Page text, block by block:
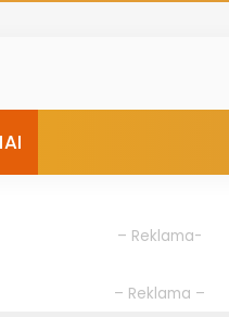
– Reklama-
– Reklama –